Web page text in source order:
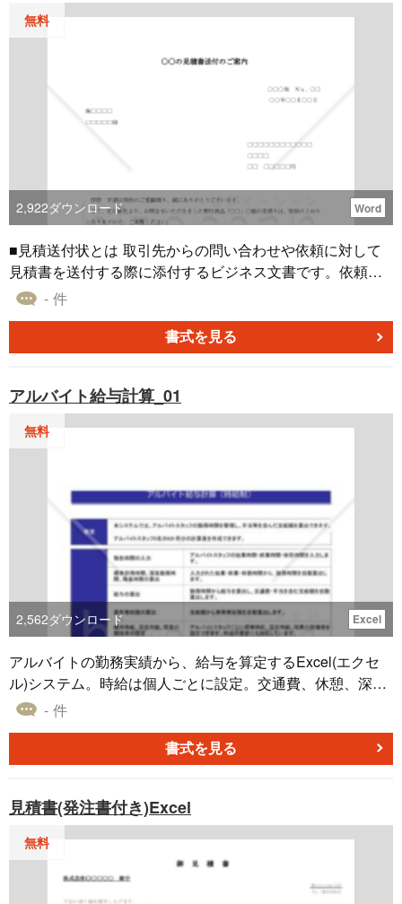
無料
2,922ダウンロード Word
■見積送付状とは 取引先からの問い合わせや依頼に対して
見積書を送付する際に添付するビジネス文書です。依頼内
容に応じた見積書が同封されている旨を伝え、価格や条件
伝えます。団体・企業にお勤めの方、自営業やフリーラン
スなど、どなたでもご利用いただけます。 ■利用シーン ・
（例：製品やサービスの価格提示時） ・見積価格や条件に
ついて取引先の検討を促し、注文や発注を依頼したい場合
（例：価格の確認や交渉） ・見積に関する質問や説明を行
問する際の連絡） ■注意ポイント ＜見積書が同封されてい
る旨を明確に記載＞ 送付状に「見積書○通同封」などの情
報を記載し、相手に必要な書類が揃っていることを示しま
す。 ＜質問や相談窓口を案内＞ 見積内容に関する相談や確
認がしやすいように、担当者や連絡先を明記します。 ■テ
ンプレートのメリット ＜適切なフォーマット＞ 送付状とし
て適切な項目が整理されており、見積依頼に迅速かつ的確
に応えられます。 ＜カスタマイズ可能＞ Word形式なので
見積内容や相手の要望に応じて柔軟に編集が可能です。0か
ら作成する手間を省き簡単に送付状を作成できます。 ＜ビ
ジネスシーンにふさわしい文面＞ 取引先に安心感を与える
とともに、礼儀正しい印象を伝えられます。
- 件
書式を見る
アルバイト給与計算_01
無料
2,562ダウンロード Excel
アルバイトの勤務実績から、給与を算定するExcel(エクセ
ル)システム。時給は個人ごとに設定。交通費、休憩、深夜
手当にも対応。A4横（半年間/5人/時給）
- 件
書式を見る
見積書(発注書付き)Excel
無料